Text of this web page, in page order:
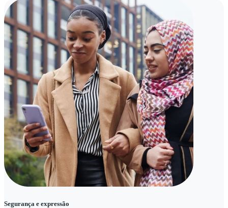
Segurança e expressão